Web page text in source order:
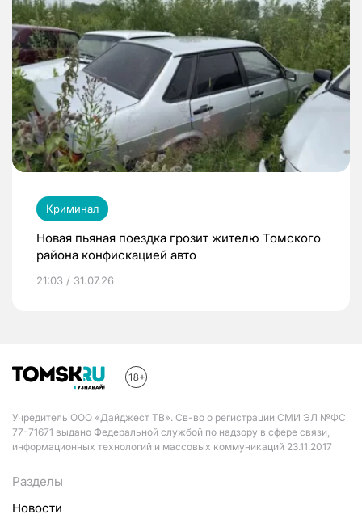
Криминал
Новая пьяная поездка грозит жителю Томского
района конфискацией авто
21:03 / 31.07.26
Учредитель ООО «Дайджест ТВ». Св-во о регистрации СМИ ЭЛ №ФС
77-71671 выдано Федеральной службой по надзору в сфере связи,
информационных технологий и массовых коммуникаций 23.11.2017
Разделы
Новости